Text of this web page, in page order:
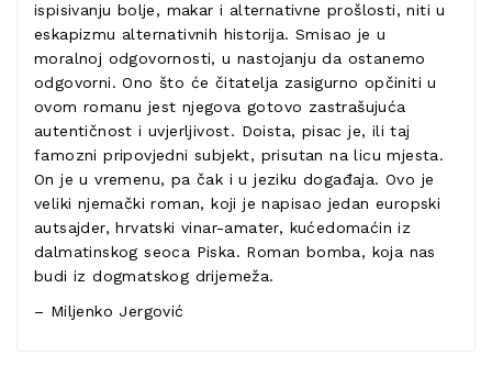
ispisivanju bolje, makar i alternativne prošlosti, niti u
eskapizmu alternativnih historija. Smisao je u
moralnoj odgovornosti, u nastojanju da ostanemo
odgovorni. Ono što će čitatelja zasigurno opčiniti u
ovom romanu jest njegova gotovo zastrašujuća
autentičnost i uvjerljivost. Doista, pisac je, ili taj
famozni pripovjedni subjekt, prisutan na licu mjesta.
On je u vremenu, pa čak i u jeziku događaja. Ovo je
veliki njemački roman, koji je napisao jedan europski
autsajder, hrvatski vinar-amater, kućedomaćin iz
dalmatinskog seoca Piska. Roman bomba, koja nas
budi iz dogmatskog drijemeža.
– Miljenko Jergović